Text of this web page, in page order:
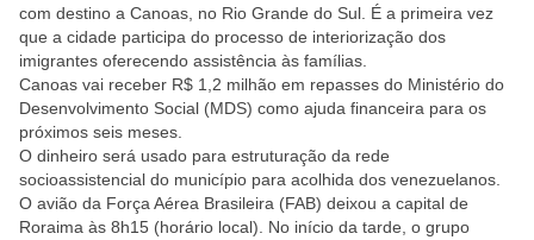
com destino a Canoas, no Rio Grande do Sul. É a primeira vez
que a cidade participa do processo de interiorização dos
imigrantes oferecendo assistência às famílias.
Canoas vai receber R$ 1,2 milhão em repasses do Ministério do
Desenvolvimento Social (MDS) como ajuda financeira para os
próximos seis meses.
O dinheiro será usado para estruturação da rede
socioassistencial do município para acolhida dos venezuelanos.
O avião da Força Aérea Brasileira (FAB) deixou a capital de
Roraima às 8h15 (horário local). No início da tarde, o grupo